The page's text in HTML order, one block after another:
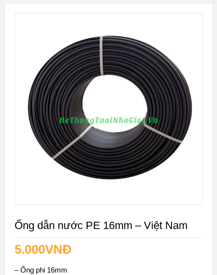
Ống dẫn nước PE 16mm – Việt Nam
5.000VNĐ
– Ống phi 16mm